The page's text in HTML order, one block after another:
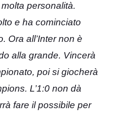
personalità.
e ha cominciato
Ora all’Inter non è
alla grande. Vincerà
poi si giocherà
L’1:0 non dà
fare il possibile per